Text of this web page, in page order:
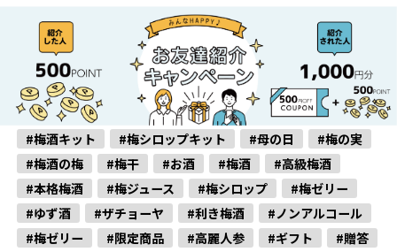
#梅酒キット #梅シロップキット #母の日
#梅の実
#梅酒の梅
#梅干 #お酒 #梅酒
#高級梅酒
#本格梅酒
#梅ジュース #梅シロップ
#梅ゼリー
#ゆず酒
#ザチョーヤ #利き梅酒
#ノンアルコール
#梅ゼリー
#限定商品 #高麗人参 #ギフト
#贈答